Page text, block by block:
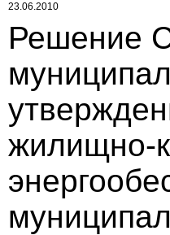
23.06.2010
Решение
жилищно-